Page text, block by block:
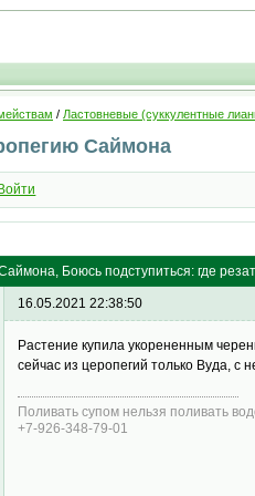
/ Ластовневые (суккулентные
Саймона
Войти
Боюсь подступиться: где
16.05.2021 22:38:50
Растение купила укорененным
сейчас из церопегий только Вуда, с
Поливать супом нельзя поливать
+7-926-348-79-01